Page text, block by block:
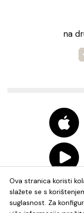
na
Ova stranica koristi
slažete se s
suglasnost. Za